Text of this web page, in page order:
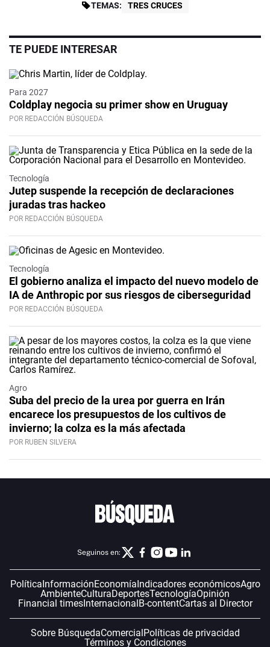
TEMAS: TRES CRUCES
TE PUEDE INTERESAR
Para 2027
Coldplay negocia su primer show en Uruguay
POR REDACCIÓN BÚSQUEDA
Tecnología
Jutep suspende la recepción de declaraciones
juradas tras hackeo
POR REDACCIÓN BÚSQUEDA
Tecnología
El gobierno analiza el impacto del nuevo modelo de
IA de Anthropic por sus riesgos de ciberseguridad
POR REDACCIÓN BÚSQUEDA
Agro
Suba del precio de la urea por guerra en Irán
encarece los presupuestos de los cultivos de
invierno; la colza es la más afectada
POR RUBEN SILVERA
Seguinos en:
PolíticaInformaciónEconomíaIndicadores económicosAgro
AmbienteCulturaDeportesTecnologíaOpinión
Financial timesInternacionalB-contentCartas al Director
Sobre BúsquedaComercialPolíticas de privacidad
Términos y Condiciones